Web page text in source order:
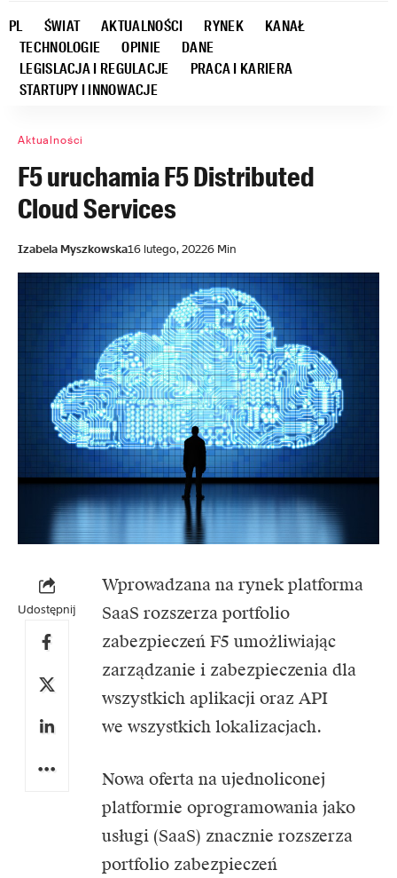
PL ŚWIAT AKTUALNOŚCI RYNEK
KANAŁ
TECHNOLOGIE
OPINIE
DANE
LEGISLACJA I REGULACJE
PRACA I KARIERA
STARTUPY I INNOWACJE
Aktualności
F5 uruchamia F5 Distributed
Cloud Services
Izabela Myszkowska16 lutego, 20226 Min
Udostępnij
Wprowadzana na rynek platforma
SaaS rozszerza portfolio
zabezpieczeń F5 umożliwiając
zarządzanie i zabezpieczenia dla
wszystkich aplikacji oraz API
we wszystkich lokalizacjach.
Nowa oferta na ujednoliconej
platformie oprogramowania jako
usługi (SaaS) znacznie rozszerza
portfolio zabezpieczeń